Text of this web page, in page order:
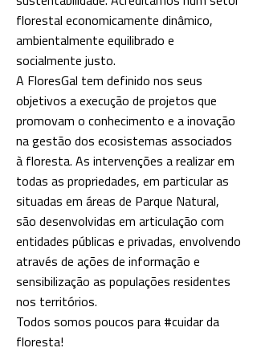
florestal economicamente dinâmico,
ambientalmente equilibrado e
socialmente justo.
A FloresGal tem definido nos seus
objetivos a execução de projetos que
promovam o conhecimento e a inovação
na gestão dos ecosistemas associados
à floresta. As intervenções a realizar em
todas as propriedades, em particular as
situadas em áreas de Parque Natural,
são desenvolvidas em articulação com
entidades públicas e privadas, envolvendo
através de ações de informação e
sensibilização as populações residentes
nos territórios.
Todos somos poucos para #cuidar da
floresta!